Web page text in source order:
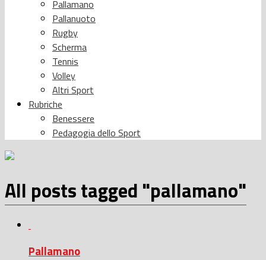
Pallamano
Pallanuoto
Rugby
Scherma
Tennis
Volley
Altri Sport
Rubriche
Benessere
Pedagogia dello Sport
All posts tagged "pallamano"
Pallamano